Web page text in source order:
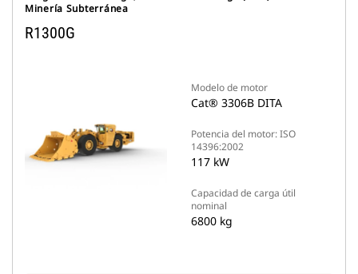
Minería Subterránea
R1300G
Modelo de motor
Cat® 3306B DITA
Potencia del motor: ISO
14396:2002
117 kW
Capacidad de carga útil
nominal
6800 kg